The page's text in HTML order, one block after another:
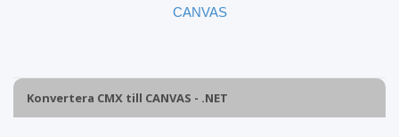
CANVAS
Konvertera CMX till CANVAS - .NET